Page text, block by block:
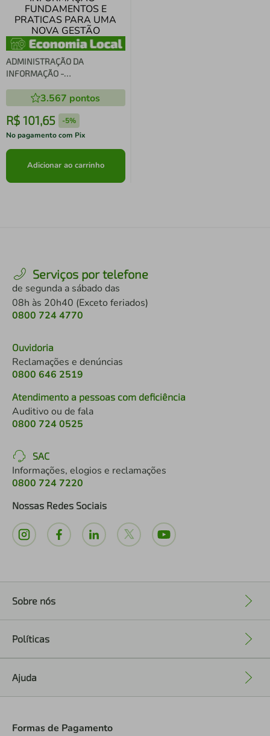
ADMINISTRAÇÃO DA
INFORMAÇÃO -
PARA UMA NOVA GESTÃO
3.567 pontos
R$ 101,65 -5%
No pagamento com Pix
Adicionar ao carrinho
Serviços por telefone
de segunda a sábado das
08h às 20h40 (Exceto feriados)
0800 724 4770
Ouvidoria
Reclamações e denúncias
0800 646 2519
Atendimento a pessoas com deficiência
Auditivo ou de fala
0800 724 0525
SAC
Informações, elogios e reclamações
0800 724 7220
Nossas Redes Sociais
Sobre nós
Políticas
Ajuda
Formas de Pagamento